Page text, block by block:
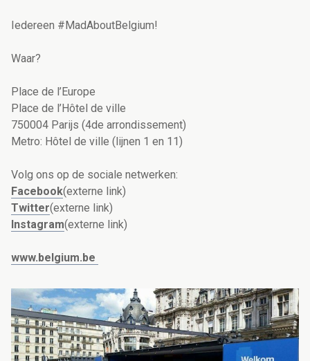
Iedereen #MadAboutBelgium!
Waar?
Place de l’Europe
Place de l’Hôtel de ville
750004 Parijs (4de arrondissement)
Metro: Hôtel de ville (lijnen 1 en 11)
Volg ons op de sociale netwerken:
Facebook(externe link)
Twitter(externe link)
Instagram(externe link)
www.belgium.be